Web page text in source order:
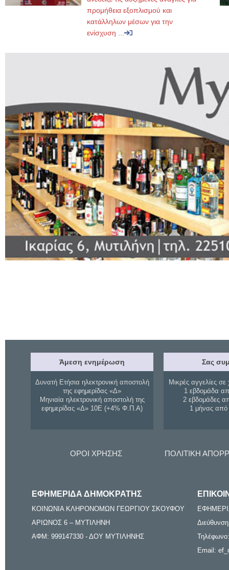
προμήθεια εξοπλισμού και
κατάλληλων μέσων για την
ενίσχυση ...
Άμεση ενημέρωση
Δυνατή Ετήσια ηλεκτρονική αποστολή
της εφημερίδας «Δ»
Μηνιαία ηλεκτρονική αποστολή της
εφημερίδας «Δ» 10Ε (+4% Φ.Π.Α)
Σας
Μικρές αγγελίες σε
1 εβδομάδα
2 εβδομάδες
1 μήνας
ΟΡΟΙ ΧΡΗΣΗΣ ΠΟΛΙΤΙΚΗ
ΕΦΗΜΕΡΙΔΑ ΔΗΜΟΚΡΑΤΗΣ
ΚΟΙΝΩΝΙΑ ΚΛΗΡΟΝΟΜΩΝ ΓΕΩΡΓΙΟΥ ΣΚΟΥΦΟΥ
ΑΡΙΩΝΟΣ 6 – ΜΥΤΙΛΗΝΗ
ΑΦΜ: 999147330 - ΔΟΥ ΜΥΤΙΛΗΝΗΣ
Email: